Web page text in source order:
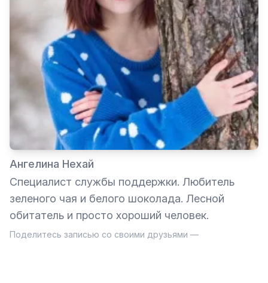
Ангелина Нехай
Специалист службы поддержки. Любитель
зеленого чая и белого шоколада. Лесной
обитатель и просто хороший человек.
Поделитесь записью со своими друзьями —